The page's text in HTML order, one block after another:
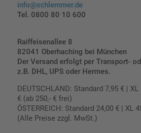
info@schlemmer.de
Tel. 0800 80 10 600
Raiffeisenallee 8
82041 Oberhaching bei München
Der Versand erfolgt per Transport-
z.B. DHL, UPS oder Hermes.
DEUTSCHLAND: Standard 7,95 € |
€ (ab 250,- € frei)
ÖSTERREICH: Standard 24,00 € | XL
(Alle Preise zzgl. MwSt.)